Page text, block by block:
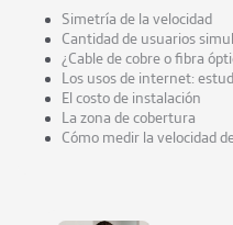
Simetría de la velocidad
Cantidad de usuarios
¿Cable de cobre o fibra
Los usos de internet:
El costo de instalación
La zona de cobertura
Cómo medir la velocidad